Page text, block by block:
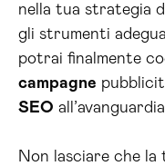
nella tua strategia
gli strumenti
potrai finalmente
campagne
SEO
Non lasciare che